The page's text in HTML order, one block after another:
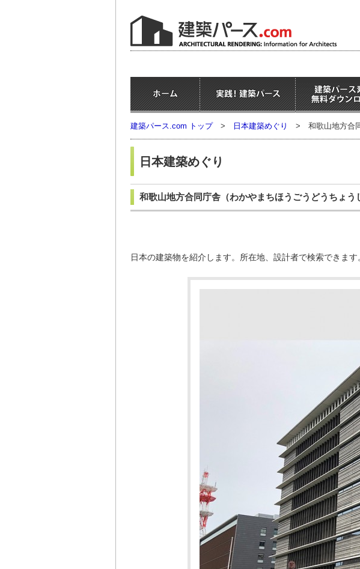
建築パース.com トップ > 日本建築めぐり > 和歌山地方合
日本建築めぐり
和歌山地方合同庁舎 （わかやまちほうごうどうちょう
日本の建築物を紹介します。所在地、設計者で検索できます